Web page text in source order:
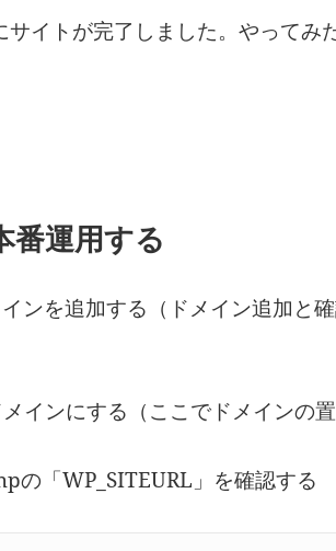
サイトが完了しました。やってみ
運用する
ンを追加する（ドメイン追加と
インにする（ここでドメインの
の「WP_SITEURL」を確認する